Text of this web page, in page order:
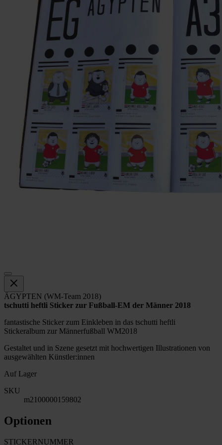
ÄGYPTEN (WM-Team 2018)
tschutti heftli Sticker zur Fußball-EM der Männer 2018
fantastische Sticker zum Einkleben in das tschutti heftli
Stickeralbum zur Männerfußball WM2018
Gestaltet und in Szene gesetzt mit hochwertigen Illustrationen von
ausgewählten Künstler:innen
Auf Lager
SKU
m2100000159802
Optionen
STICKERNUMMER